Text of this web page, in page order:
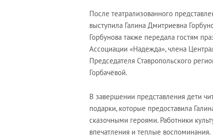
После театрализованного
выступила Галина Дмитриевна
Горбунова также передала гостям
Ассоциации «Надежда», члена
Председателя Ставропольского
Горбачёвой.
В завершении представления дети
подарки, которые предоставила
сказочными героями. Работники
впечатления и теплые воспоминания.